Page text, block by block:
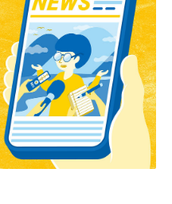
讓孩童更可能出現學習障
敏（譯音）研究指出，鎘
鉛。林口長庚醫院臨床毒
量的鎘暴露會傷及腎小
直流失就會產生骨病變，
骨軟化症，患者成天叫
會造成尿毒症，提高洗腎
癌以及肺癌的風險。值得